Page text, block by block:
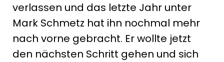
verlassen und das letzte Jahr unter
Mark Schmetz hat ihn nochmal mehr
nach vorne gebracht. Er wollte jetzt
den nächsten Schritt gehen und sich